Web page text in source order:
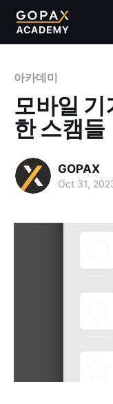
아카데미
모바일 기
한 스캠들
GOPAX
Oct 31,